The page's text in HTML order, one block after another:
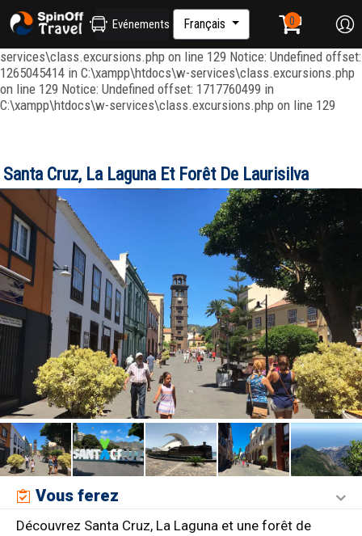
Notice: Undefined index: ordenar in C:\xampp\htdocs\w-
services\repositories\GroupRepository.php on line 415 Notice:
Undefined offset: 1265045344 in C:\xampp\htdocs\w-
services\class.excursions.php on line 129 Notice: Undefined offset:
1265045414 in C:\xampp\htdocs\w-services\class.excursions.php
on line 129 Notice: Undefined offset: 1717760499 in
C:\xampp\htdocs\w-services\class.excursions.php on line 129
Evénements Français
Santa Cruz, La Laguna Et Forêt De Laurisilva
Vous ferez
Découvrez Santa Cruz, La Laguna et une forêt de